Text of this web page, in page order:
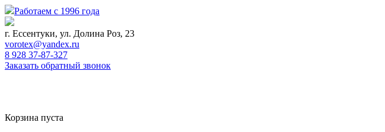
Работаем с 1996 года
г. Ессентуки, ул. Долина Роз, 23
vorotex@yandex.ru
8 928 37-87-327
Заказать обратный звонок
Корзина пуста